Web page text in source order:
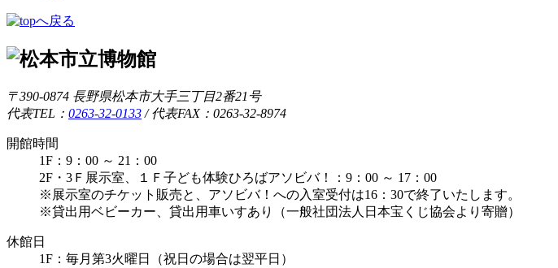
〒390-0874 長野県松本市大手三丁目2番21号
代表TEL： 0263-32-0133 /代表FAX：0263-32-8974
開館時間
1F：9：00 ～ 21：00
2F・3Ｆ展示室、１Ｆ子ども体験ひろばアソビバ！：9：00 ～ 17：00
※展示室のチケット販売と、アソビバ！への入室受付は16：30で終了いたします。
※貸出用ベビーカー、貸出用車いすあり（一般社団法人日本宝くじ協会より寄贈）
休館日
1F：毎月第3火曜日（祝日の場合は翌平日）